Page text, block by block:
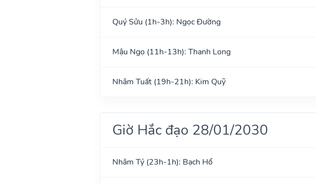
Quý Sửu (1h-3h): Ngọc Đường
Mậu Ngọ (11h-13h): Thanh Long
Nhâm Tuất (19h-21h): Kim Quỹ
Giờ Hắc đạo 28/01/2030
Nhâm Tý (23h-1h): Bạch Hổ